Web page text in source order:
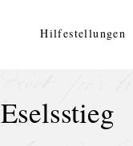
Hilfestellungen
Eselsstieg